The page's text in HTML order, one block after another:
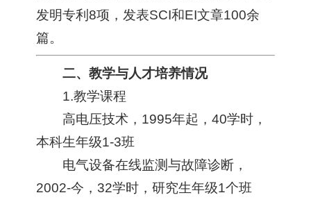
发明专利8项，发表SCI和EI文章100余
篇。
二、教学与人才培养情况
1.教学课程
高电压技术，1995年起，40学时，
本科生年级1-3班
电气设备在线监测与故障诊断，
2002-今，32学时，研究生年级1个班